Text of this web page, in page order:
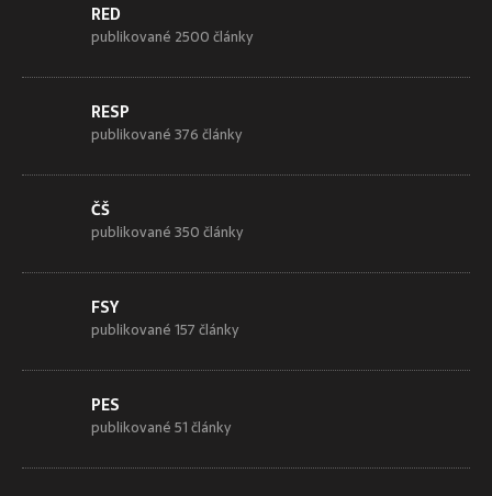
RED
publikované 2500 články
RESP
publikované 376 články
ČŠ
publikované 350 články
FSY
publikované 157 články
PES
publikované 51 články